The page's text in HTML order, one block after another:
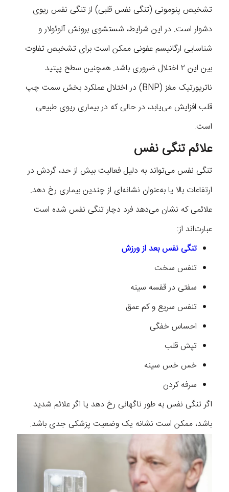
تشخیص پنومونی (تنگی نفس قلبی) از تنگی نفس ریوی
دشوار است. در این شرایط، شستشوی برونش آلوئولار و
شناسایی ارگانیسم عفونی ممکن است برای تشخیص تفاوت
بین این ۲ اختلال ضروری باشد. همچنین سطح پپتید
ناتریورتیک مغز (BNP) در اختلال عملکرد بخش سمت چپ
قلب افزایش می‌یابد، در حالی که در بیماری ریوی طبیعی
است.
علائم تنگی نفس
تنگی نفس می‌تواند به دلیل فعالیت بیش از حد، گردش در
ارتفاعات بالا یا به‌عنوان نشانه‌ای از چندین بیماری رخ دهد.
علائمی که نشان می‌دهد فرد دچار تنگی نفس شده است
عبارت‌اند از:
تنگی نفس بعد از ورزش
تنفس سخت
سفتی در قفسه سینه
تنفس سریع و کم عمق
احساس خفگی
تپش قلب
خس خس سینه
سرفه کردن
اگر تنگی نفس به طور ناگهانی رخ دهد یا اگر علائم شدید
باشد، ممکن است نشانه یک وضعیت پزشکی جدی باشد.